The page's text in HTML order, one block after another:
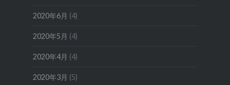
2020年6月 (4)
2020年5月 (4)
2020年4月 (4)
2020年3月 (5)